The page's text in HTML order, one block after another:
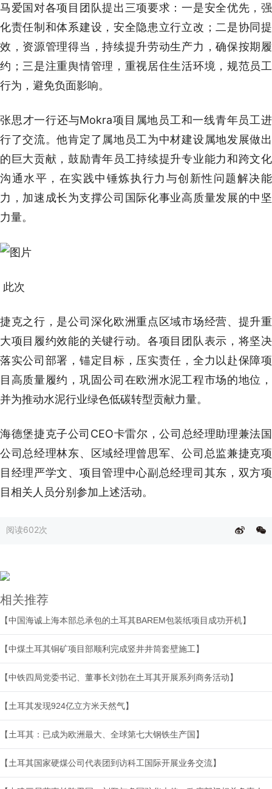
马爱国对各项目团队提出三项要求：一是安全优先，强
化责任制和体系建设，安全隐患立行立改；二是协同提
效，资源管理得当，持续提升劳动生产力，确保按期履
约；三是注重舆情管理，重视居住生活环境，规范员工
行为，避免负面影响。
张思才一行还与Mokra项目属地员工和一线青年员工进
行了交流。他肯定了属地员工为中材建设属地发展做出
的巨大贡献，鼓励青年员工持续提升专业能力和跨文化
沟通水平，在实践中锤炼执行力与创新性问题解决能
力，加速成长为支撑公司国际化事业高质量发展的中坚
力量。
此次
捷克之行，是公司深化欧洲重点区域市场经营、提升重
大项目履约效能的关键行动。各项目团队表示，将坚决
落实公司部署，锚定目标，压实责任，全力以赴保障项
目高质量履约，巩固公司在欧洲水泥工程市场的地位，
并为推动水泥行业绿色低碳转型贡献力量。
海德堡捷克子公司CEO卡雷尔，公司总经理助理兼法国
公司总经理林东、区域经理曾思军、公司总监兼捷克项
目经理严学文、项目管理中心副总经理司其东，双方项
目相关人员分别参加上述活动。
阅读602次
相关推荐
【中国海诚上海本部总承包的土耳其BAREM包装纸项目成功开机】
【中煤土耳其铜矿项目部顺利完成竖井井筒套壁施工】
【中铁四局党委书记、董事长刘勃在土耳其开展系列商务活动】
【土耳其发现924亿立方米天然气】
【土耳其：已成为欧洲最大、全球第七大钢铁生产国】
【土耳其国家硬煤公司代表团到访科工国际开展业务交流】